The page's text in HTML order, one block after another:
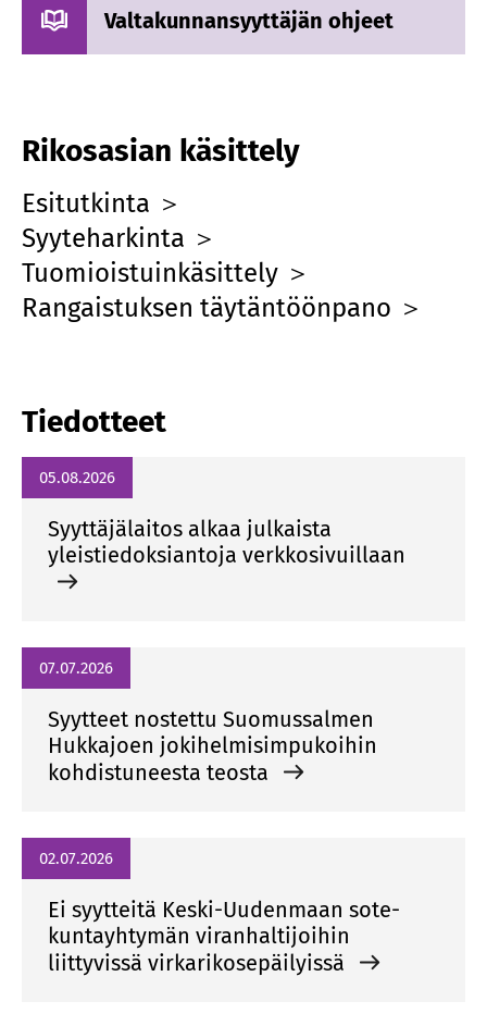
Valtakunnansyyttäjän ohjeet
Rikosasian käsittely
Esitutkinta ＞
Syyteharkinta ＞
Tuomioistuinkäsittely ＞
Rangaistuksen täytäntöönpano ＞
Tiedotteet
05.08.2026
Syyttäjälaitos alkaa julkaista
yleistiedoksiantoja verkkosivuillaan
07.07.2026
Syytteet nostettu Suomussalmen
Hukkajoen jokihelmisimpukoihin
kohdistuneesta teosta
02.07.2026
Ei syytteitä Keski-Uudenmaan sote-
kuntayhtymän viranhaltijoihin
liittyvissä virkarikosepäilyissä